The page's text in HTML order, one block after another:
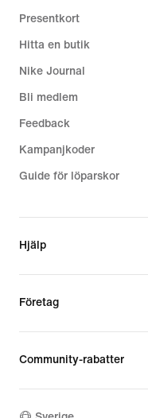
Presentkort
Hitta en butik
Nike Journal
Bli medlem
Feedback
Kampanjkoder
Guide för löparskor
Hjälp
Företag
Community-rabatter